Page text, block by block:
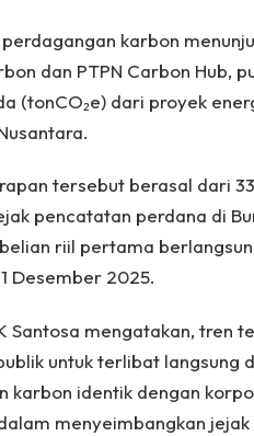
karbon
dan PTPN Carbon Hub,
(tonCO₂e) dari proyek
tersebut berasal dari
pencatatan perdana di
riil pertama
Desember 2025.
Santosa mengatakan, tren
untuk terlibat langsung
karbon identik dengan
menyeimbangkan